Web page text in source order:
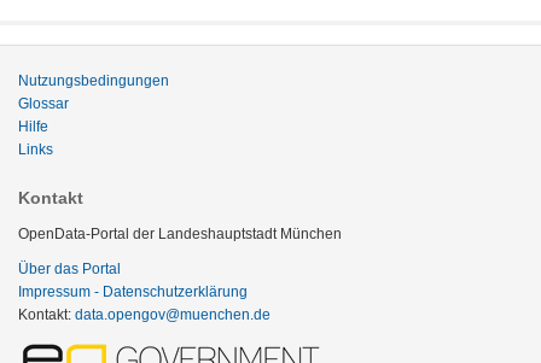
Nutzungsbedingungen
Glossar
Hilfe
Links
Kontakt
OpenData-Portal der Landeshauptstadt München
Über das Portal
Impressum - Datenschutzerklärung
Kontakt: data.opengov@muenchen.de